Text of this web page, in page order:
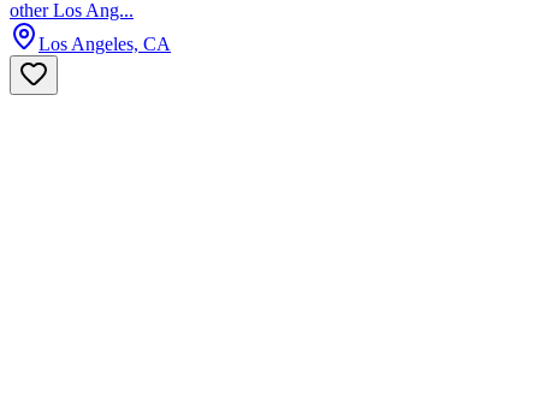
other Los Ang...
Los Angeles, CA